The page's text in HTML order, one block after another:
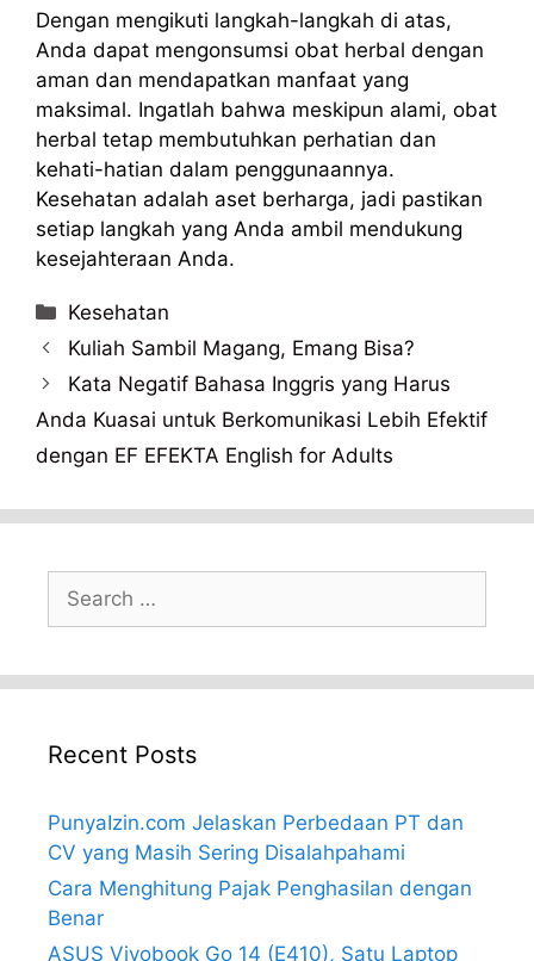
Dengan mengikuti langkah-langkah di atas,
Anda dapat mengonsumsi obat herbal dengan
aman dan mendapatkan manfaat yang
maksimal. Ingatlah bahwa meskipun alami, obat
herbal tetap membutuhkan perhatian dan
kehati-hatian dalam penggunaannya.
Kesehatan adalah aset berharga, jadi pastikan
setiap langkah yang Anda ambil mendukung
kesejahteraan Anda.
Categories
Kesehatan
Kuliah Sambil Magang, Emang Bisa?
Kata Negatif Bahasa Inggris yang Harus
Anda Kuasai untuk Berkomunikasi Lebih Efektif
dengan EF EFEKTA English for Adults
for:
Recent Posts
PunyaIzin.com Jelaskan Perbedaan PT dan
CV yang Masih Sering Disalahpahami
Cara Menghitung Pajak Penghasilan dengan
Benar
ASUS Vivobook Go 14 (E410), Satu Laptop